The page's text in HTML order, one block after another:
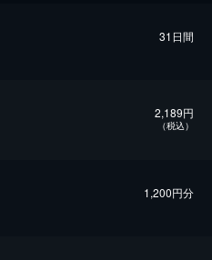
31日間
2,189円
（税込）
1,200円分